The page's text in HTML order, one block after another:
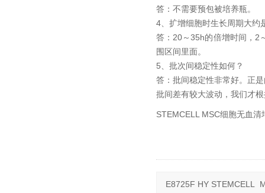
答：不需要预包被培养瓶。
4、扩增细胞时生长周期大约
答：20～35h的倍增时间，2
围区间里面。
5、批次间稳定性如何？
答：批间稳定性非常好。正
批间差有较大波动，我们才
STEMCELL MSC细胞无血